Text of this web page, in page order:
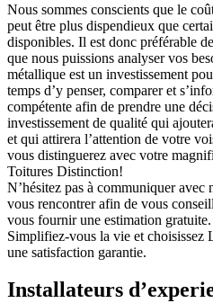
Nous sommes conscients que le
peut être plus dispendieux que
disponibles. Il est donc préférable
que nous puissions analyser vos
métallique est un investissement
temps d’y penser, comparer et
compétente afin de prendre une
investissement de qualité qui
et qui attirera l’attention de votre
vous distinguerez avec votre
Toitures Distinction!
N’hésitez pas à communiquer avec
vous rencontrer afin de vous
vous fournir une estimation gratuite.
Simplifiez-vous la vie et choisissez
une satisfaction garantie.
Installateurs